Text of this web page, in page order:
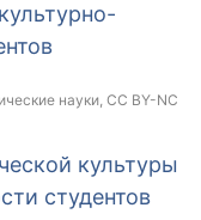
науки, CC BY-NC
культуры
студентов